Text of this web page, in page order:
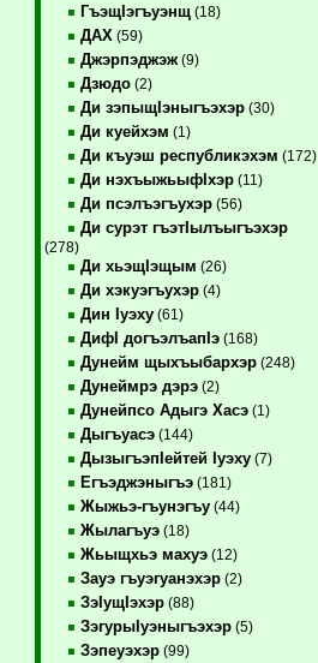
ГъэщIэгъуэнщ(18)
ДАХ (59)
Джэрпэджэж(9)
Дзюдо(2)
Ди зэпыщIэныгъэхэр(30)
Ди куейхэм (1)
Ди къуэш республикэхэм (172)
Ди нэхъыжьыфIхэр(11)
Ди псэлъэгъухэр(56)
Ди сурэт гъэтIылъыгъэхэр
(278)
Ди хьэщIэщым (26)
Ди хэкуэгъухэр(4)
Дин Iуэху(61)
ДифI догъэлъапIэ(168)
Дунейм щыхъыбархэр(248)
Дунеймрэ дэрэ(2)
Дунейпсо Адыгэ Хасэ(1)
Дыгъуасэ(144)
ДызыгъэпIейтей Iуэху(7)
Егъэджэныгъэ(181)
Жыжьэ-гъунэгъу(44)
Жылагъуэ(18)
Жьыщхьэ махуэ(12)
Зауэ гъуэгуанэхэр(2)
ЗэIущIэхэр(88)
ЗэгурыIуэныгъэхэр(5)
Зэпеуэхэр(99)